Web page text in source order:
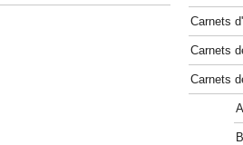
Carnets
Carnets
Carnets